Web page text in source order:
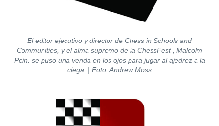
El editor ejecutivo y director de Chess in Schools and
Communities, y el alma supremo de la ChessFest , Malcolm
Pein, se puso una venda en los ojos para jugar al ajedrez a la
ciega
| Foto: Andrew Moss